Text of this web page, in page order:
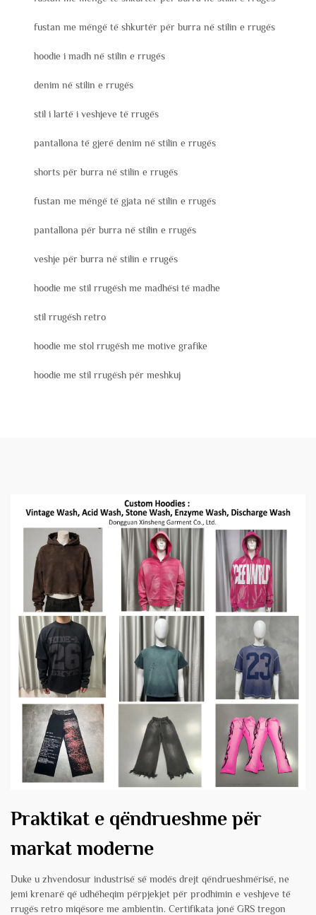
fustan me mëngë të shkurtër për burra në stilin e rrugës
hoodie i madh në stilin e rrugës
denim në stilin e rrugës
stil i lartë i veshjeve të rrugës
pantallona të gjerë denim në stilin e rrugës
shorts për burra në stilin e rrugës
fustan me mëngë të gjata në stilin e rrugës
pantallona për burra në stilin e rrugës
veshje për burra në stilin e rrugës
hoodie me stil rrugësh me madhësi të madhe
stil rrugësh retro
hoodie me stol rrugësh me motive grafike
hoodie me stil rrugësh për meshkuj
Praktikat e qëndrueshme për
markat moderne
Duke u zhvendosur industrisë së modës drejt qëndrueshmërisë, ne
jemi krenarë që udhëheqim përpjekjet për prodhimin e veshjeve të
rrugës retro miqësore me ambientin. Certifikata jonë GRS tregon